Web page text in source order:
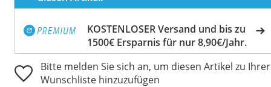
KOSTENLOSER Versand und bis zu
1500€ Ersparnis für nur 8,90€/Jahr.
Bitte melden Sie sich an, um diesen Artikel zu Ihrer
Wunschliste hinzuzufügen